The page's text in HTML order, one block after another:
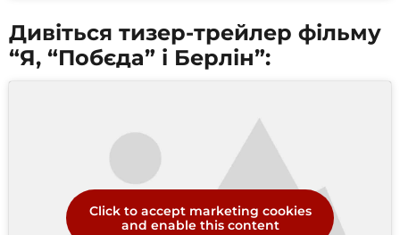
Дивіться тизер-трейлер фільму
“Я, “Побєда” і Берлін”:
Click to accept marketing cookies
and enable this content